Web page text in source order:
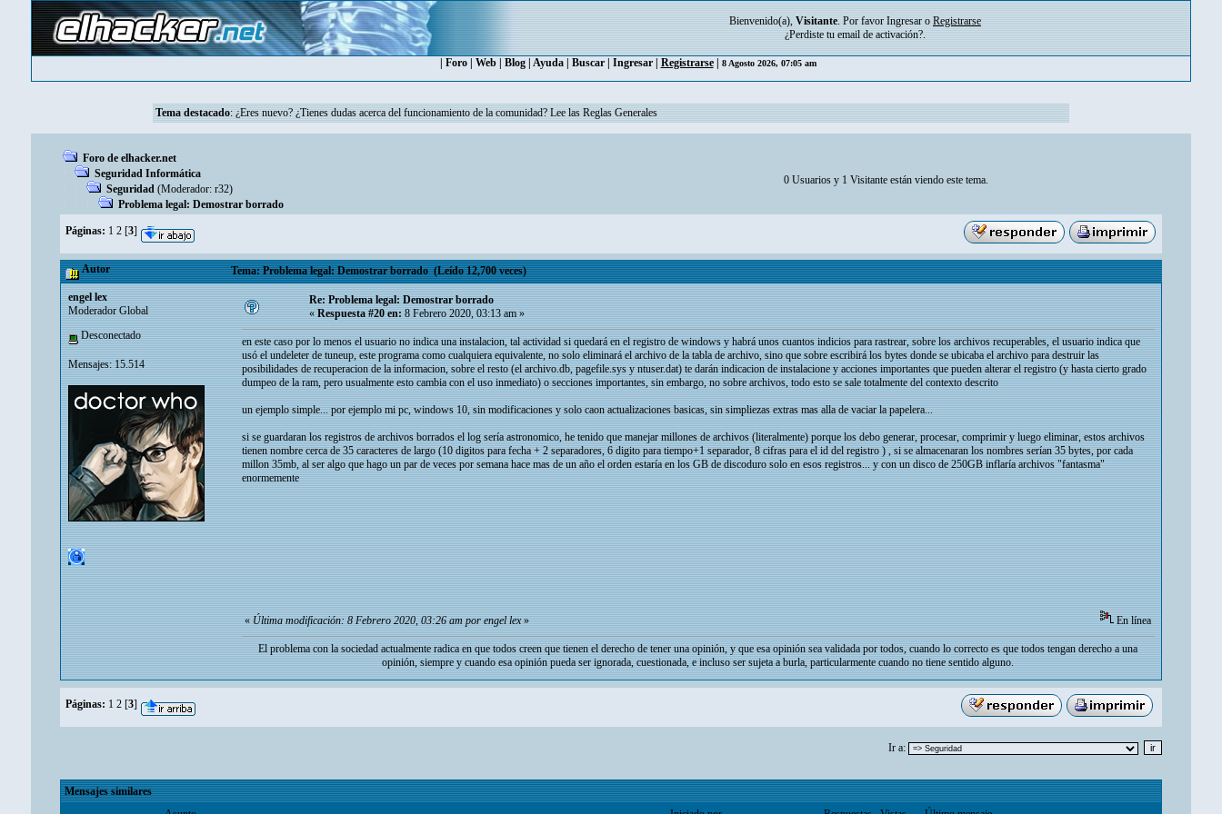
Bienvenido(a), Visitante. Por favor Ingresar o Registrarse
¿Perdiste tu email de activación?.
Foro| Web| Blog| Ayuda| Buscar| Ingresar| Registrarse| 8 Agosto 2026, 07:05 am
Tema destacado: ¿Eres nuevo? ¿Tienes dudas acerca del funcionamiento de la comunidad? Lee las Reglas Generales
Foro de elhacker.net
Seguridad Informática
Seguridad (Moderador: r32)
Problema legal: Demostrar borrado
0 Usuarios y 1 Visitante están viendo este tema.
Páginas: 1 2 [3]
Autor Tema: Problema legal: Demostrar borrado (Leído 12,700 veces)
engel lex
Moderador Global
Desconectado
Mensajes: 15.514
Re: Problema legal: Demostrar borrado
«Respuesta #20 en:8 Febrero 2020, 03:13 am »
en este caso por lo menos el usuario no indica una instalacion, tal actividad si quedará en el registro de windows y habrá unos cuantos indicios para rastrear, sobre los archivos recuperables, el usuario indica que
usó el undeleter de tuneup, este programa como cualquiera equivalente, no solo eliminará el archivo de la tabla de archivo, sino que sobre escribirá los bytes donde se ubicaba el archivo para destruir las
posibilidades de recuperacion de la informacion, sobre el resto (el archivo.db, pagefile.sys y ntuser.dat) te darán indicacion de instalacione y acciones importantes que pueden alterar el registro (y hasta cierto grado
dumpeo de la ram, pero usualmente esto cambia con el uso inmediato) o secciones importantes, sin embargo, no sobre archivos, todo esto se sale totalmente del contexto descrito
un ejemplo simple... por ejemplo mi pc, windows 10, sin modificaciones y solo caon actualizaciones basicas, sin simpliezas extras mas alla de vaciar la papelera...
si se guardaran los registros de archivos borrados el log sería astronomico, he tenido que manejar millones de archivos (literalmente) porque los debo generar, procesar, comprimir y luego eliminar, estos archivos
tienen nombre cerca de 35 caracteres de largo (10 digitos para fecha + 2 separadores, 6 digito para tiempo+1 separador, 8 cifras para el id del registro ) , si se almacenaran los nombres serían 35 bytes, por cada
millon 35mb, al ser algo que hago un par de veces por semana hace mas de un año el orden estaría en los GB de discoduro solo en esos registros... y con un disco de 250GB inflaría archivos "fantasma"
enormemente
«Última modificación: 8 Febrero 2020, 03:26 am por engel lex» En línea
El problema con la sociedad actualmente radica en que todos creen que tienen el derecho de tener una opinión, y que esa opinión sea validada por todos, cuando lo correcto es que todos tengan derecho a una
opinión, siempre y cuando esa opinión pueda ser ignorada, cuestionada, e incluso ser sujeta a burla, particularmente cuando no tiene sentido alguno.
Páginas: 1 2 [3]
Ir a:
Mensajes similares